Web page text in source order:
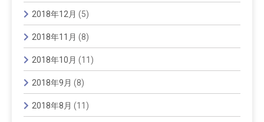
2018年12月 (5)
2018年11月 (8)
2018年10月 (11)
2018年9月 (8)
2018年8月 (11)